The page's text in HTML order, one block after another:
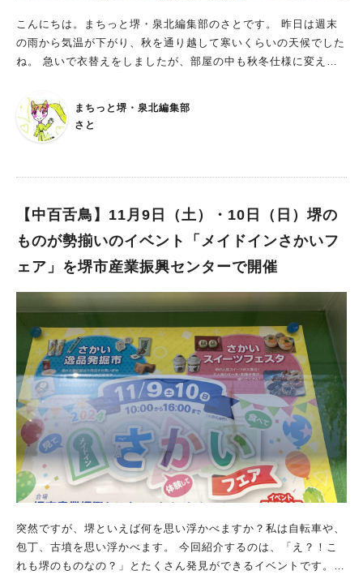
お披露目会も！ さらに当日は、最新モビリティのお披露目もあ
るんだとか。 シェアサイクルなどの様々な移動サービスと飲
食・物販などの生活サービスが集約された交流拠点「泉北ぷらっ
ご存知でしょうか。 11月10日（日）の 10:00〜15:00には、パ
ーソナルモビリティの展示・説明が実施されるので、この機会に
最新の移動モビリティをぜひ体感してみてください。 お出かけ
ふれあいまつり」も開催予定ですので、色々巡ってみてはいかが
こんにちは。まちっと堺・泉北編集部のさとです。 昨日は週末
の雨から気温が下がり、秋を通り越して寒いくらいの天候でした
ね。 急いで衣替えをしましたが、部屋の中も秋冬仕様に変えた
はなかった見慣れない装飾をしたお店を発見！ オーダーカーテ
ンや窓装飾の採寸やお見積もりを無料でされている、激安カーペ
ットとラグのお店「インテリアひらく」さんが大売り出しののぼ
が50%オフ！ ただしオーダー品や取り寄せの一部商品は除くと
やラグを新調したいと考えている方にもピッタリですね。 開催
まちっと堺・泉北編集部
さと
【中百舌鳥】11月9日（土）・10日（日）堺の
ものが勢揃いのイベント「メイドインさかいフ
ェア」を堺市産業振興センターで開催
突然ですが、堺といえば何を思い浮かべますか？私は自転車や、
包丁、古墳を思い浮かべます。 今回紹介するのは、「え？！こ
れも堺のものなの？」とたくさん発見ができるイベントです。